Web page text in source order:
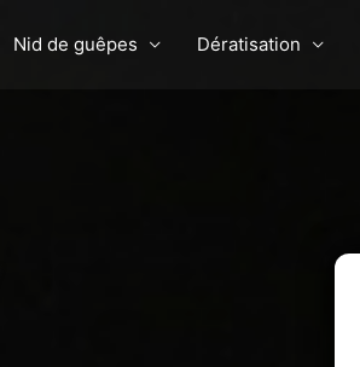
Nid de guêpes Dératisation